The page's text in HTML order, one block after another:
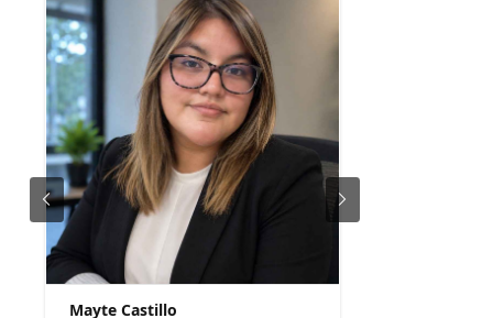
Mayte Castillo